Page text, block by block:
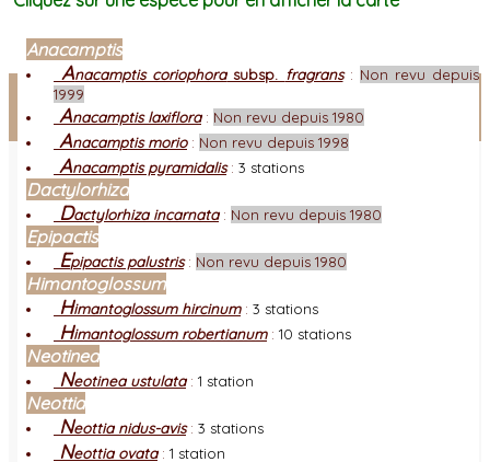
Facebook
Connexion adhérent
Anacamptis
Anacamptis coriophorasubsp. fragrans: Non revu depuis
1999
Anacamptis laxiflora: Non revu depuis 1980
Anacamptis morio: Non revu depuis 1998
Anacamptis pyramidalis: 3 stations
Dactylorhiza
Dactylorhiza incarnata: Non revu depuis 1980
Epipactis
Epipactis palustris: Non revu depuis 1980
Himantoglossum
Himantoglossum hircinum: 3 stations
Himantoglossum robertianum: 10 stations
Neotinea
Neotinea ustulata: 1 station
Neottia
Neottia nidus-avis: 3 stations
Neottia ovata: 1 station